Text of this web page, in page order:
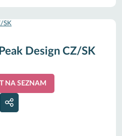
Design CZ/SK
NA SEZNAM